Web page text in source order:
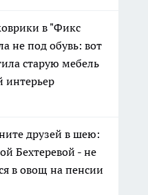
в "Фикс
не под обувь: вот
старую мебель
друзей в шею:
Бехтеревой - не
в овощ на пенсии